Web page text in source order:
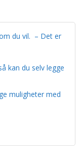
du vil. – Det er
kan du selv legge
muligheter med